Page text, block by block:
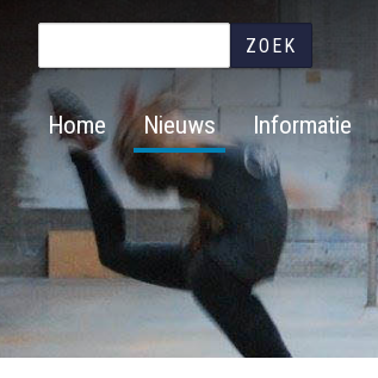
Main
navigation
Home Nieuws Informatie